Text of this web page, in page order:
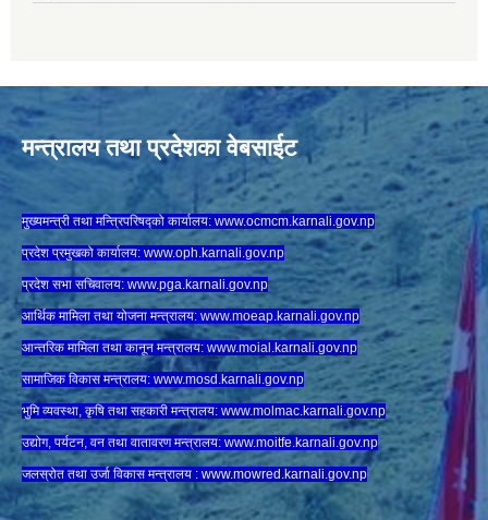
मन्त्रालय तथा प्रदेशका वेबसाईट
मुख्यमन्त्री तथा मन्त्रिपरिषद्को कार्यालय: www.ocmcm.karnali.gov.np
प्रदेश प्रमुखको कार्यालय: www.oph.karnali.gov.np
प्रदेश सभा सचिवालय: www.pga.karnali.gov.np
आर्थिक मामिला तथा योजना मन्त्रालय: www.moeap.karnali.gov.np
आन्तरिक मामिला तथा कानून मन्त्रालय: www.moial.karnali.gov.np
सामाजिक विकास मन्त्रालय: www.mosd.karnali.gov.np
भुमि व्यवस्था, कृषि तथा सहकारी मन्त्रालय: www.molmac.karnali.gov.np
उद्योग, पर्यटन, वन तथा वातावरण मन्त्रालय: www.moitfe.karnali.gov.np
जलस्रोत तथा उर्जा विकास मन्त्रालय : www.mowred.karnali.gov.np